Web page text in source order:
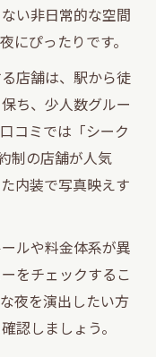
い非日常的な空間
にぴったりです。
店舗は、駅から徒
ち、少人数グルー
コミでは「シーク
制の店舗が人気
内装で写真映えす
ルや料金体系が異
をチェックするこ
夜を演出したい方
認しましょう。